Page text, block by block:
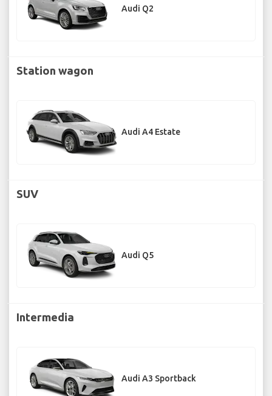
Audi Q2
Station wagon
Audi A4 Estate
SUV
Audi Q5
Intermedia
Audi A3 Sportback